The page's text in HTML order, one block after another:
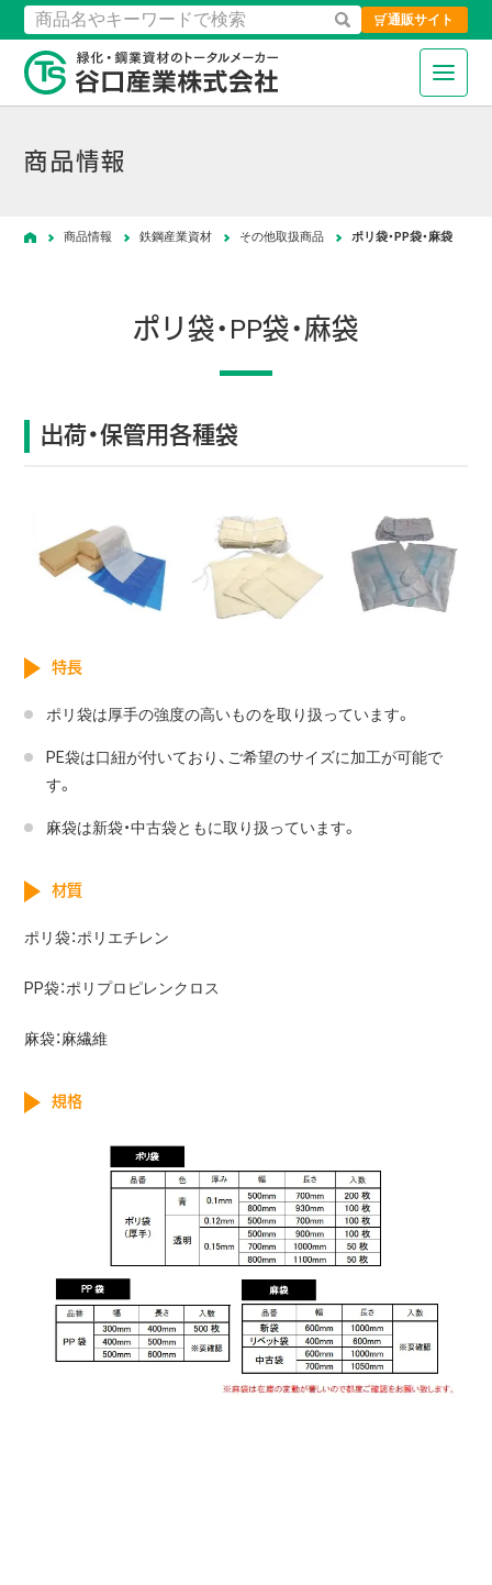
検索 通販サイト
緑化・鋼業資材のトータルメ
商品情報
ホーム商品情報 鉄鋼産業資材 その他取扱商品 ポリ袋・PP袋・麻袋
ポリ袋・PP袋・麻袋
出荷・保管用各種袋
特長
ポリ袋は厚手の強度の高いものを取り扱っています。
PE袋は口紐が付いており、ご希望のサイズに加工が可能で
す。
麻袋は新袋・中古袋ともに取り扱っています。
材質
ポリ袋：ポリエチレン
PP袋：ポリプロピレンクロス
麻袋：麻繊維
規格